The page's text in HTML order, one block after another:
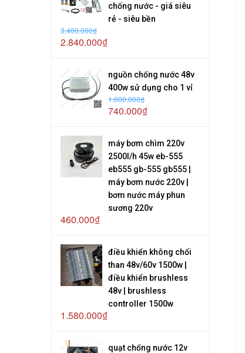
chống nước - giá siêu
rẻ - siêu bền
3.400.000₫
2.840.000₫
nguồn chống nước 48v
400w sử dụng cho 1 vỉ
1.000.000₫
740.000₫
máy bơm chìm 220v
2500l/h 45w eb-555
eb555 gb-555 gb555 |
máy bơm nước 220v |
bơm nước máy phun
sương 220v
460.000₫
điều khiển không chổi
than 48v/60v 1500w |
điều khiển brushless
48v | brushless
controller 1500w
1.580.000₫
quạt chống nước 12v